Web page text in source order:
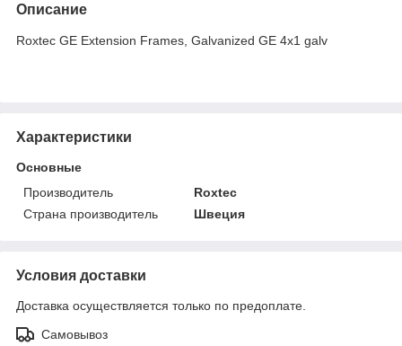
Описание
Roxtec GE Extension Frames, Galvanized GE 4x1 galv
Характеристики
Основные
Производитель
Roxtec
Страна производитель
Швеция
Условия доставки
Доставка осуществляется только по предоплате.
Самовывоз